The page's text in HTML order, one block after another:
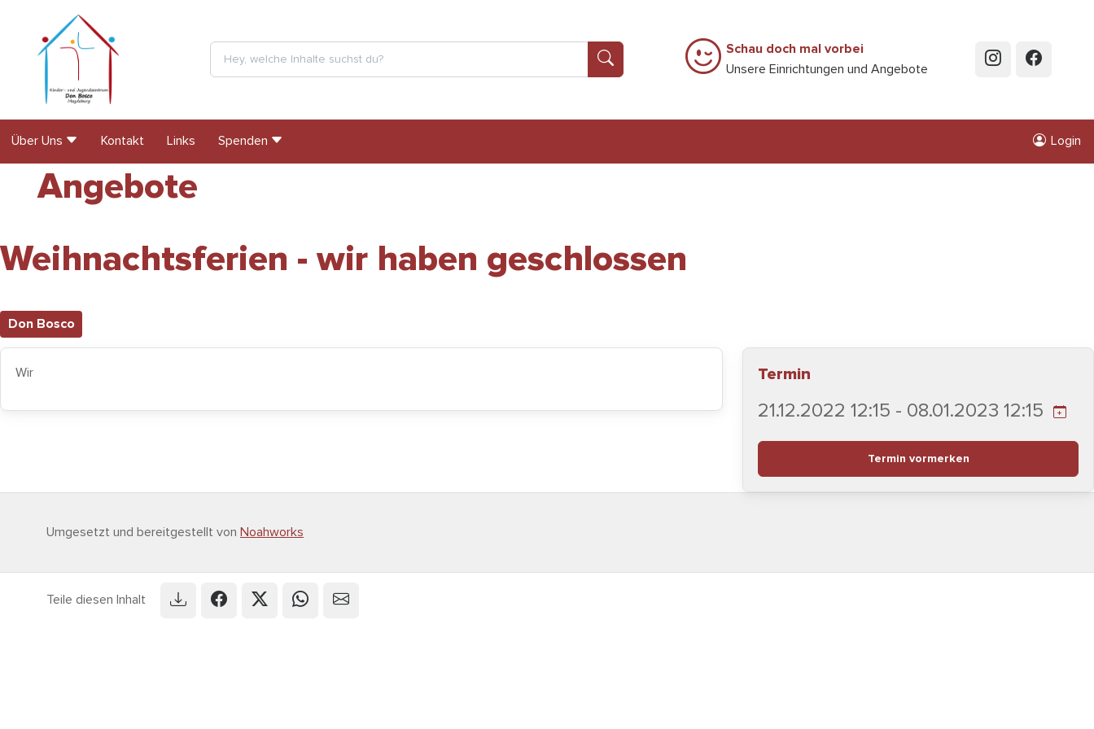
Schau doch mal vorbei
Unsere Einrichtungen und Angebote
Über Uns Kontakt Links Spenden Login
Angebote
Weihnachtsferien - wir haben geschlossen
Don Bosco
Termin
21.12.2022 12:15 - 08.01.2023 12:15
Termin vormerken
Wir
Umgesetzt und bereitgestellt von Noahworks
Teile diesen Inhalt